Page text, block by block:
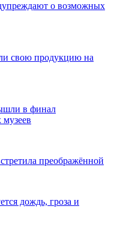
о возможных
свою продукцию на
в финал
музеев
преображённой
дождь, гроза и